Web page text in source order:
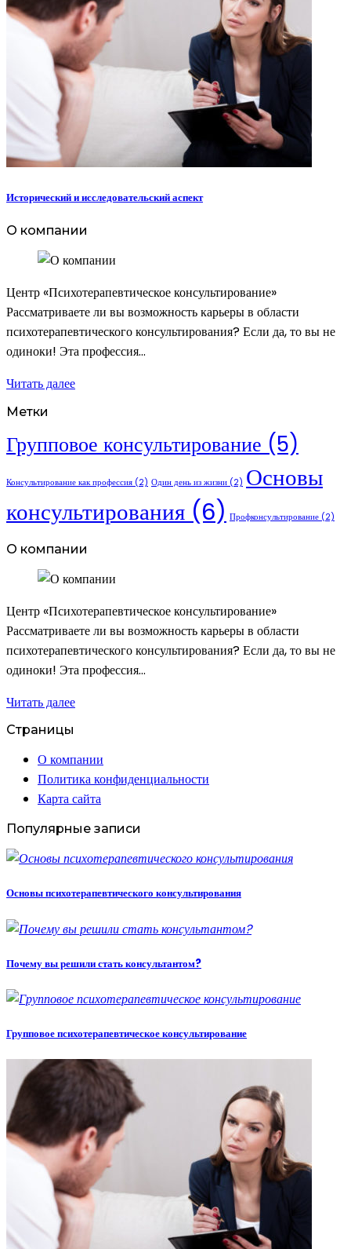
Исторический и исследовательский аспект
О компании
Центр «Психотерапевтическое консультирование»
Рассматриваете ли вы возможность карьеры в области
психотерапевтического консультирования? Если да, то вы не
одиноки! Эта профессия…
Читать далее
Метки
Групповое консультирование (5)
Консультирование как профессия (2) Один день из жизни (2) Основы
консультирования (6) Профконсультирование (2)
О компании
Центр «Психотерапевтическое консультирование»
Рассматриваете ли вы возможность карьеры в области
психотерапевтического консультирования? Если да, то вы не
одиноки! Эта профессия…
Читать далее
Страницы
О компании
Политика конфиденциальности
Карта сайта
Популярные записи
Основы психотерапевтического консультирования
Почему вы решили стать консультантом?
Групповое психотерапевтическое консультирование